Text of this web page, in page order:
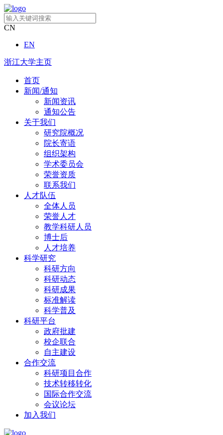
CN
EN
浙江大学主页
首页
新闻/通知
新闻资讯
通知公告
关于我们
研究院概况
院长寄语
组织架构
学术委员会
荣誉资质
联系我们
人才队伍
全体人员
荣誉人才
教学科研人员
博士后
人才培养
科学研究
科研方向
科研动态
科研成果
标准解读
科学普及
科研平台
政府批建
校企联合
自主建设
合作交流
科研项目合作
技术转移转化
国际合作交流
会议论坛
加入我们